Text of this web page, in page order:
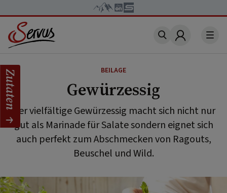
Account
BEILAGE
Gewürzessig
Der vielfältige Gewürzessig macht sich nicht nur
gut als Marinade für Salate sondern eignet sich
auch perfekt zum Abschmecken von Ragouts,
Beuschel und Wild.
Zutaten